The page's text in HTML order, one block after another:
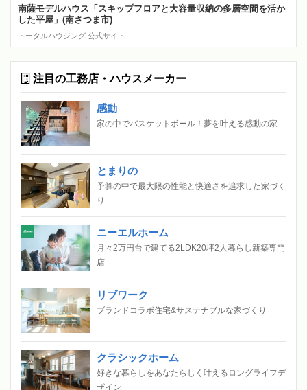
南薩モデルハウス「スキップフロアと大容量収納の多層空間を活か
した平屋」(南さつま市)
トータルハウジング 公式サイト
注目の工務店・ハウスメーカー
感動
家の中でバスケットボール！夢を叶える感動の家
とまりの
予算の中で最大限の性能と快適さを追求した家づく
り
ニーエルホーム
月々2万円台で建てる2LDK20坪2人暮らし新築専門
店
リブワーク
ブランドコラボ住宅&サステナブルな家づくり
クラシックホーム
好きな暮らしをあなたらしく叶えるロングライフデ
ザイン